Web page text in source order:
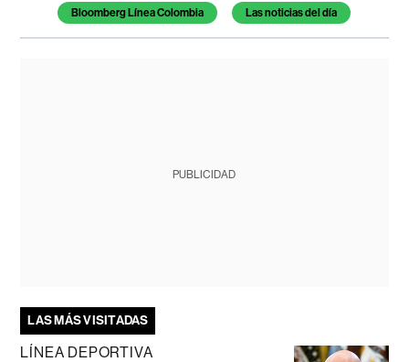
Bloomberg Línea Colombia Las noticias del día
PUBLICIDAD
LAS MÁS VISITADAS
LÍNEA DEPORTIVA